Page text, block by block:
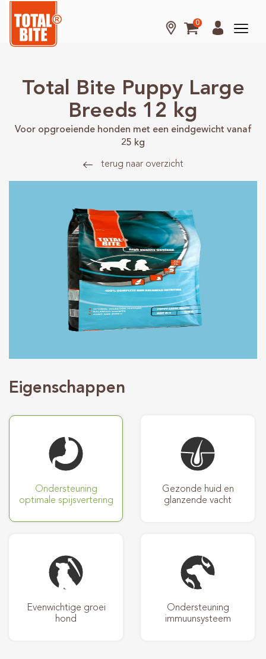
0
Kat
Knaagdier
Over
Verkooppunten
Contact
Total Bite Puppy Large
Breeds 12 kg
Voor opgroeiende honden met een eindgewicht vanaf
25 kg
terug naar overzicht
Eigenschappen
Ondersteuning
optimale spijsvertering
Gezonde huid en
glanzende vacht
Evenwichtige groei
hond
Ondersteuning
immuunsysteem